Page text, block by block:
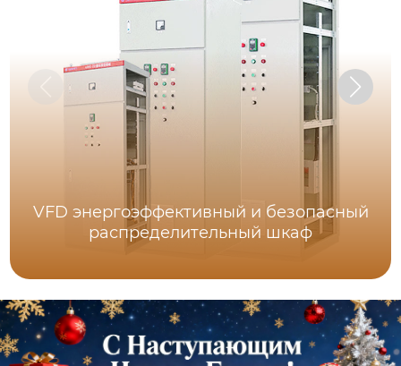
VFD энергоэффективный и безопасный
распределительный шкаф